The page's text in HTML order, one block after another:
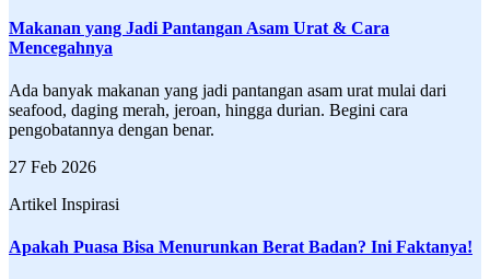
Makanan yang Jadi Pantangan Asam Urat & Cara
Mencegahnya
Ada banyak makanan yang jadi pantangan asam urat mulai dari
seafood, daging merah, jeroan, hingga durian. Begini cara
pengobatannya dengan benar.
27 Feb 2026
Artikel Inspirasi
Apakah Puasa Bisa Menurunkan Berat Badan? Ini Faktanya!